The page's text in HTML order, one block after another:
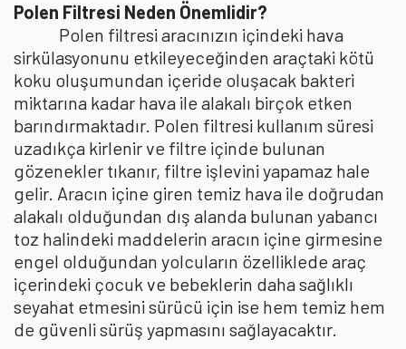
Polen Filtresi Neden Önemlidir?
Polen filtresi aracınızın içindeki hava
sirkülasyonunu etkileyeceğinden araçtaki kötü
koku oluşumundan içeride oluşacak bakteri
miktarına kadar hava ile alakalı birçok etken
barındırmaktadır. Polen filtresi kullanım süresi
uzadıkça kirlenir ve filtre içinde bulunan
gözenekler tıkanır, filtre işlevini yapamaz hale
gelir. Aracın içine giren temiz hava ile doğrudan
alakalı olduğundan dış alanda bulunan yabancı
toz halindeki maddelerin aracın içine girmesine
engel olduğundan yolcuların özelliklede araç
içerindeki çocuk ve bebeklerin daha sağlıklı
seyahat etmesini sürücü için ise hem temiz hem
de güvenli sürüş yapmasını sağlayacaktır.